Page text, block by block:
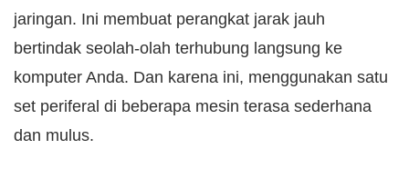
jaringan. Ini membuat perangkat jarak jauh
bertindak seolah-olah terhubung langsung ke
komputer Anda. Dan karena ini, menggunakan satu
set periferal di beberapa mesin terasa sederhana
dan mulus.